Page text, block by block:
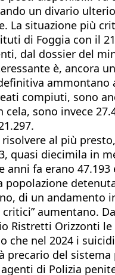
un divario
La situazione più
di Foggia con il
dal dossier del
è, ancora
compiuti, sono
sono invece
al più
quasi diecimila
fa erano
di un andamento
critici” aumentano.
Ristretti Orizzonti
che nel 2024 i
del
di Polizia